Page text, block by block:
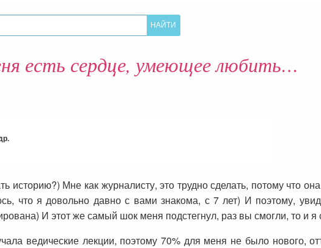
есть сердце, умеющее любить…
Мне как журналисту, это трудно сделать, потому что
что я довольно давно с вами знакома, с 7 лет) И поэтому,
И этот же самый шок меня подстегнул, раз вы смогли, то и я
ведические лекции, поэтому 70% для меня не было нового,